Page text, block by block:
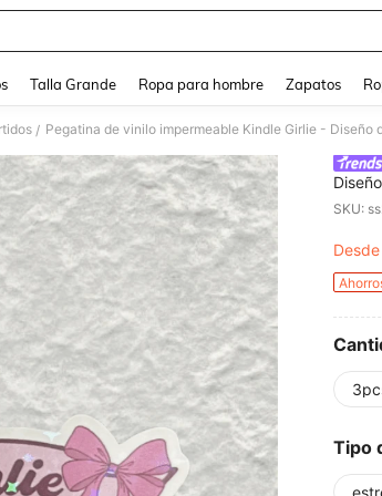
Talla Grande Ropa para hombre Zapatos
/
con
SKU:
Desde
Tipo